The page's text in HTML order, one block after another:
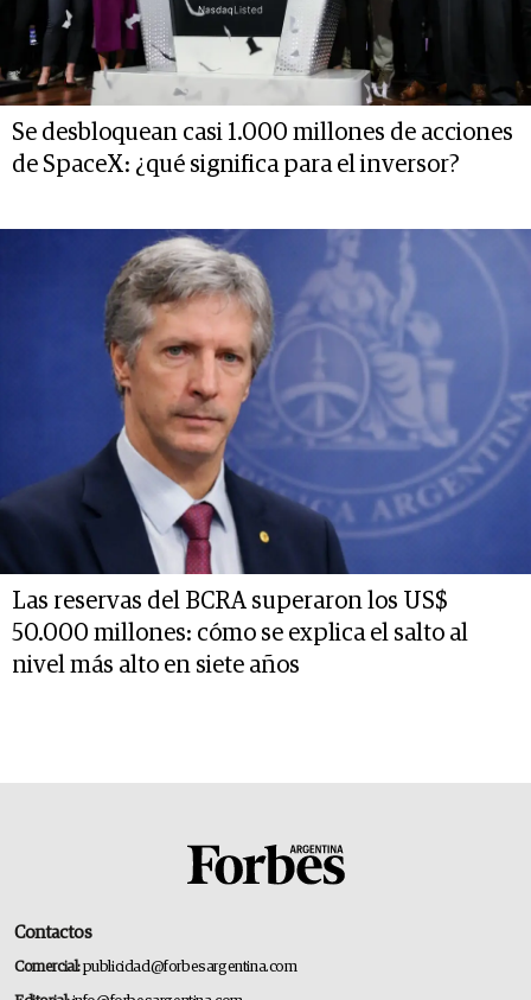
Se desbloquean casi 1.000 millones de acciones
de SpaceX: ¿qué significa para el inversor?
Las reservas del BCRA superaron los US$
50.000 millones: cómo se explica el salto al
nivel más alto en siete años
Contactos
Comercial:publicidad@forbesargentina.com